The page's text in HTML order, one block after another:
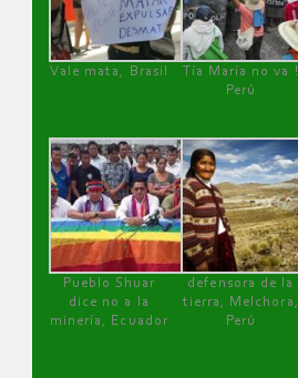
Vale mata, Brasil
Tía María no va !
Perú
Pueblo Shuar
dice no a la
minería, Ecuador
defensora de la
tierra, Melchora,
Perú